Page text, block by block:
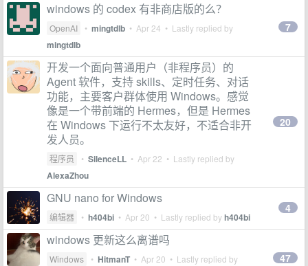
windows 的 codex 有非商店版的么？
OpenAI • mingtdlb • Apr 24 • Lastly replied by
mingtdlb
7
开发一个面向普通用户（非程序员）的
Agent 软件，支持 skills、定时任务、对话
功能，主要客户群体使用 Windows。感觉
像是一个带前端的 Hermes，但是 Hermes
在 Windows 下运行不太友好，不适合非开
发人员。
程序员 • SilenceLL • Apr 22 • Lastly replied by
AlexaZhou
20
GNU nano for Windows
编辑器 • h404bi • Apr 20 • Lastly replied byh404bi
4
windows 更新这么离谱吗
Windows • HitmanT • Apr 20 • Lastly replied by 47